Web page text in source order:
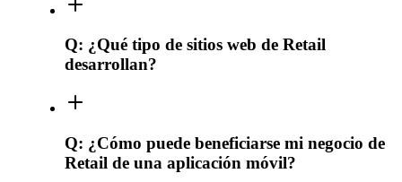
Q: ¿Qué tipo de sitios web de Retail
desarrollan?
Q: ¿Cómo puede beneficiarse mi negocio de
Retail de una aplicación móvil?